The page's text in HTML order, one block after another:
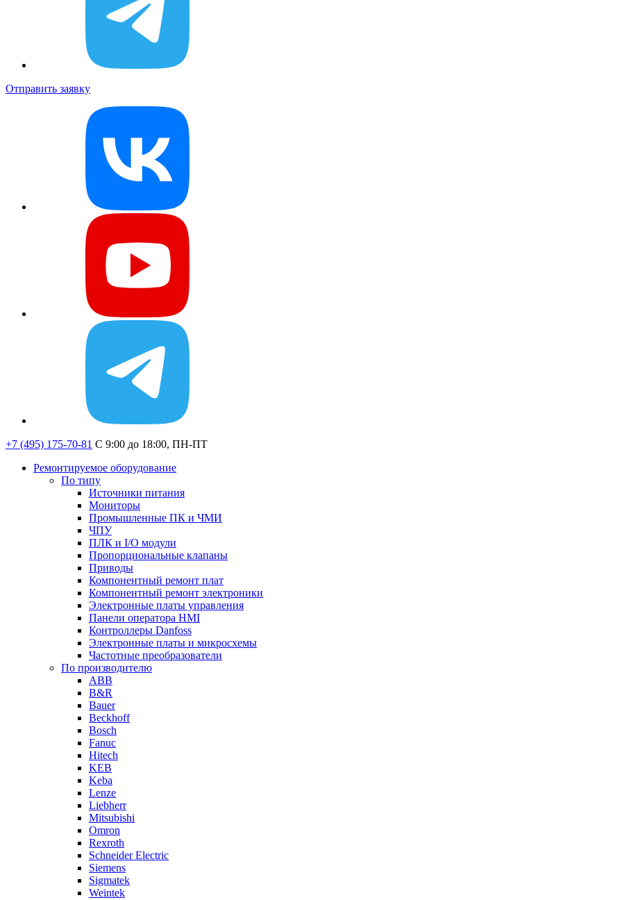
Отправить заявку
+7 (495) 175-70-81 C 9:00 до 18:00, ПН-ПТ
Ремонтируемое оборудование
По типу
Источники питания
Мониторы
Промышленные ПК и ЧМИ
ЧПУ
ПЛК и I/O модули
Пропорциональные клапаны
Приводы
Компонентный ремонт плат
Компонентный ремонт электроники
Электронные платы управления
Панели оператора HMI
Контроллеры Danfoss
Электронные платы и микросхемы
Частотные преобразователи
По производителю
ABB
B&R
Bauer
Beckhoff
Bosch
Fanuc
Hitech
KEB
Keba
Lenze
Liebherr
Mitsubishi
Omron
Rexroth
Schneider Electric
Siemens
Sigmatek
Weintek